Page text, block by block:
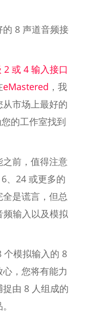
8 声道音频接
2 或 4 输入接口
eMastered ，我
市场上最好的
的工作室找到
前，值得注意
、24 或更多的
是谎言，但总
频输入以及模拟
个模拟输入的 8
，您将有能力
由 8 人组成的